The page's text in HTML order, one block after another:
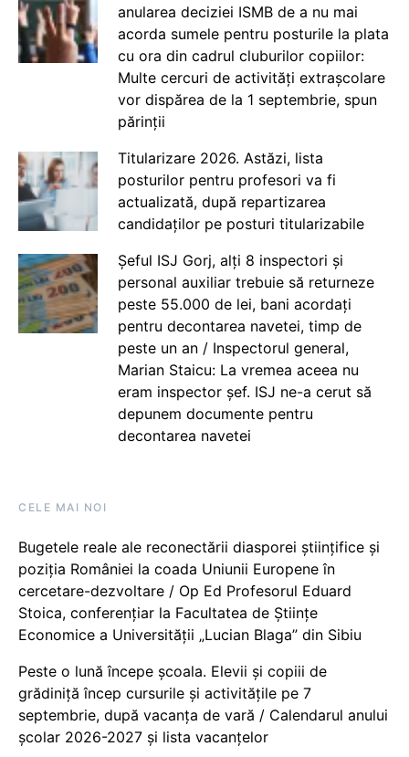
anularea deciziei ISMB de a nu mai
acorda sumele pentru posturile la plata
cu ora din cadrul cluburilor copiilor:
Multe cercuri de activități extrașcolare
vor dispărea de la 1 septembrie, spun
părinții
Titularizare 2026. Astăzi, lista
posturilor pentru profesori va fi
actualizată, după repartizarea
candidaților pe posturi titularizabile
Șeful ISJ Gorj, alți 8 inspectori și
personal auxiliar trebuie să returneze
peste 55.000 de lei, bani acordați
pentru decontarea navetei, timp de
peste un an / Inspectorul general,
Marian Staicu: La vremea aceea nu
eram inspector șef. ISJ ne-a cerut să
depunem documente pentru
decontarea navetei
CELE MAI NOI
Bugetele reale ale reconectării diasporei științifice și
poziția României la coada Uniunii Europene în
cercetare-dezvoltare / Op Ed Profesorul Eduard
Stoica, conferențiar la Facultatea de Științe
Economice a Universității „Lucian Blaga” din Sibiu
Peste o lună începe școala. Elevii și copiii de
grădiniță încep cursurile și activitățile pe 7
septembrie, după vacanța de vară / Calendarul anului
școlar 2026-2027 și lista vacanțelor